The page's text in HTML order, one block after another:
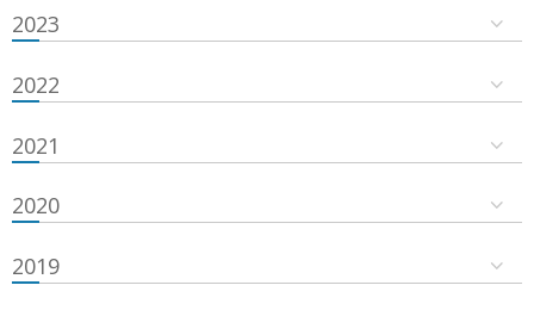
2023
2022
2021
2020
2019